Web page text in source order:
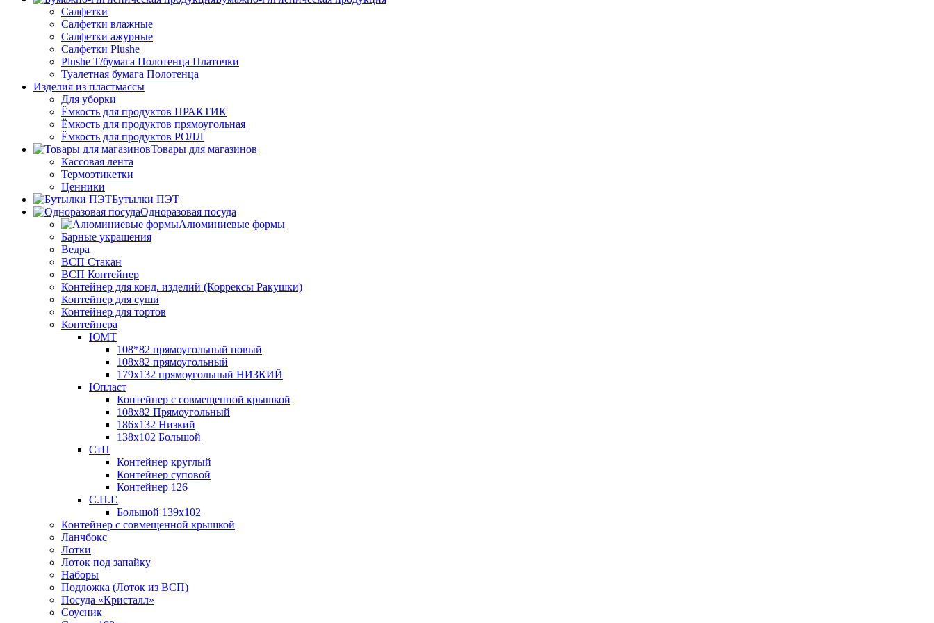
Салфетки
Салфетки влажные
Салфетки ажурные
Салфетки Plushe
Plushe Т/бумага Полотенца Платочки
Туалетная бумага Полотенца
Изделия из пластмассы
Для уборки
Ёмкость для продуктов ПРАКТИК
Ёмкость для продуктов прямоугольная
Ёмкость для продуктов РОЛЛ
Товары для магазинов
Кассовая лента
Термоэтикетки
Ценники
Бутылки ПЭТ
Одноразовая посуда
Алюминиевые формы
Барные украшения
Ведра
ВСП Стакан
ВСП Контейнер
Контейнер для конд. изделий (Коррексы Ракушки)
Контейнер для суши
Контейнер для тортов
Контейнера
ЮМТ
108*82 прямоугольный новый
108х82 прямоугольный
179х132 прямоугольный НИЗКИЙ
Юпласт
Контейнер с совмещенной крышкой
108х82 Прямоугольный
186х132 Низкий
138х102 Большой
СтП
Контейнер круглый
Контейнер суповой
Контейнер 126
С.П.Г.
Большой 139х102
Контейнер с совмещенной крышкой
Ланчбокс
Лотки
Лоток под запайку
Наборы
Подложка (Лоток из ВСП)
Посуда «Кристалл»
Соусник